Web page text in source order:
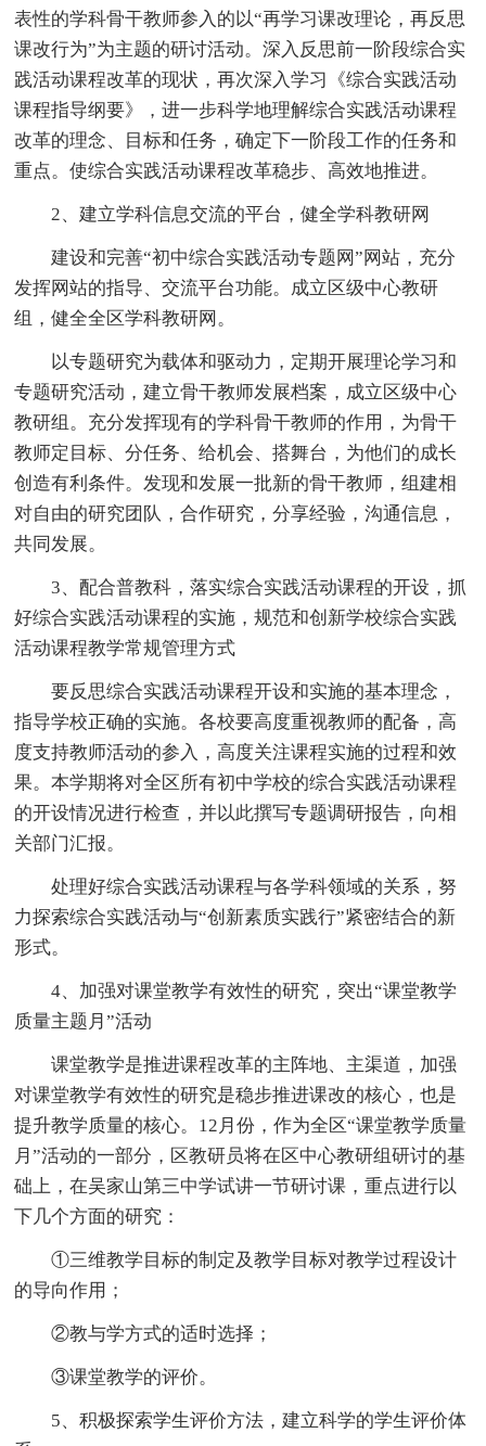
表性的学科骨干教师参入的以“再学习课改理论，再反思
课改行为”为主题的研讨活动。深入反思前一阶段综合实
践活动课程改革的现状，再次深入学习《综合实践活动
课程指导纲要》，进一步科学地理解综合实践活动课程
改革的理念、目标和任务，确定下一阶段工作的任务和
重点。使综合实践活动课程改革稳步、高效地推进。
2、建立学科信息交流的平台，健全学科教研网
建设和完善“初中综合实践活动专题网”网站，充分
发挥网站的指导、交流平台功能。成立区级中心教研
组，健全全区学科教研网。
以专题研究为载体和驱动力，定期开展理论学习和
专题研究活动，建立骨干教师发展档案，成立区级中心
教研组。充分发挥现有的学科骨干教师的作用，为骨干
教师定目标、分任务、给机会、搭舞台，为他们的成长
创造有利条件。发现和发展一批新的骨干教师，组建相
对自由的研究团队，合作研究，分享经验，沟通信息，
共同发展。
3、配合普教科，落实综合实践活动课程的开设，抓
好综合实践活动课程的实施，规范和创新学校综合实践
活动课程教学常规管理方式
要反思综合实践活动课程开设和实施的基本理念，
指导学校正确的实施。各校要高度重视教师的配备，高
度支持教师活动的参入，高度关注课程实施的过程和效
果。本学期将对全区所有初中学校的综合实践活动课程
的开设情况进行检查，并以此撰写专题调研报告，向相
关部门汇报。
处理好综合实践活动课程与各学科领域的关系，努
力探索综合实践活动与“创新素质实践行”紧密结合的新
形式。
4、加强对课堂教学有效性的研究，突出“课堂教学
质量主题月”活动
课堂教学是推进课程改革的主阵地、主渠道，加强
对课堂教学有效性的研究是稳步推进课改的核心，也是
提升教学质量的核心。12月份，作为全区“课堂教学质量
月”活动的一部分，区教研员将在区中心教研组研讨的基
础上，在吴家山第三中学试讲一节研讨课，重点进行以
下几个方面的研究：
①三维教学目标的制定及教学目标对教学过程设计
的导向作用；
②教与学方式的适时选择；
③课堂教学的评价。
5、积极探索学生评价方法，建立科学的学生评价体